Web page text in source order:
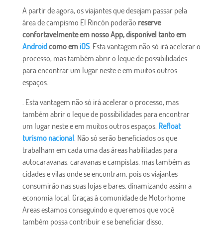
A partir de agora, os viajantes que desejam passar pela
área de campismo El Rincón poderão reserve
confortavelmente em nosso App, disponível tanto em
Androidcomo em iOS. Esta vantagem não só irá acelerar o
processo, mas também abrir o leque de possibilidades
para encontrar um lugar neste e em muitos outros
espaços.
. Esta vantagem não só irá acelerar o processo, mas
também abrir o leque de possibilidades para encontrar
um lugar neste e em muitos outros espaços. Refloat
turismo nacional . Não só serão beneficiados os que
trabalham em cada uma das áreas habilitadas para
autocaravanas, caravanas e campistas, mas também as
cidades e vilas onde se encontram, pois os viajantes
consumirão nas suas lojas e bares, dinamizando assim a
economia local. Graças à comunidade de Motorhome
Areas estamos conseguindo e queremos que você
também possa contribuir e se beneficiar disso.